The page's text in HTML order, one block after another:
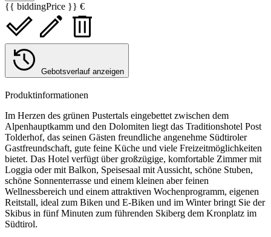
{{ biddingPrice }} €
Gebotsverlauf anzeigen
Produktinformationen
Im Herzen des grünen Pustertals eingebettet zwischen dem
Alpenhauptkamm und den Dolomiten liegt das Traditionshotel Post
Tolderhof, das seinen Gästen freundliche angenehme Südtiroler
Gastfreundschaft, gute feine Küche und viele Freizeitmöglichkeiten
bietet. Das Hotel verfügt über großzügige, komfortable Zimmer mit
Loggia oder mit Balkon, Speisesaal mit Aussicht, schöne Stuben,
schöne Sonnenterrasse und einem kleinen aber feinen
Wellnessbereich und einem attraktiven Wochenprogramm, eigenen
Reitstall, ideal zum Biken und E-Biken und im Winter bringt Sie der
Skibus in fünf Minuten zum führenden Skiberg dem Kronplatz im
Südtirol.